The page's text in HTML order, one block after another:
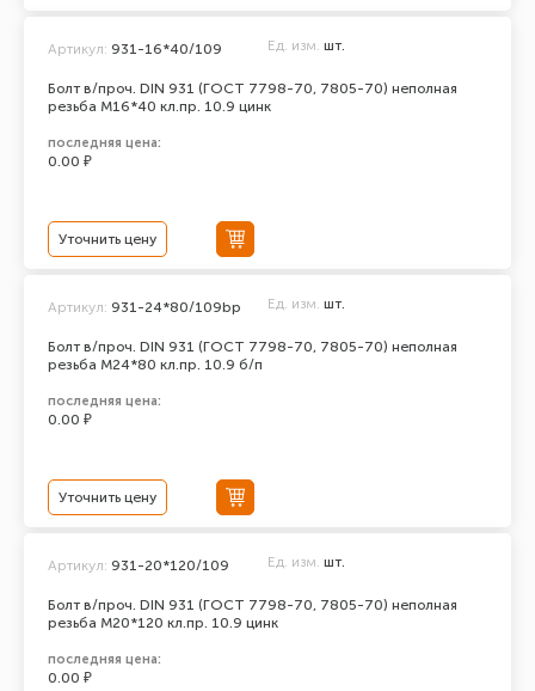
Болт в/проч. DIN 931 (ГОСТ 7798-70, 7805-70) неполная
резьба М16*40 кл.пр. 10.9 цинк
Артикул: 931-16*40/109 Ед. изм. шт.
последняя цена:
0.00 ₽
Уточнить цену
Болт в/проч. DIN 931 (ГОСТ 7798-70, 7805-70) неполная
резьба М24*80 кл.пр. 10.9 б/п
Артикул: 931-24*80/109bp Ед. изм. шт.
последняя цена:
0.00 ₽
Уточнить цену
Болт в/проч. DIN 931 (ГОСТ 7798-70, 7805-70) неполная
резьба М20*120 кл.пр. 10.9 цинк
Артикул: 931-20*120/109 Ед. изм. шт.
последняя цена:
0.00 ₽